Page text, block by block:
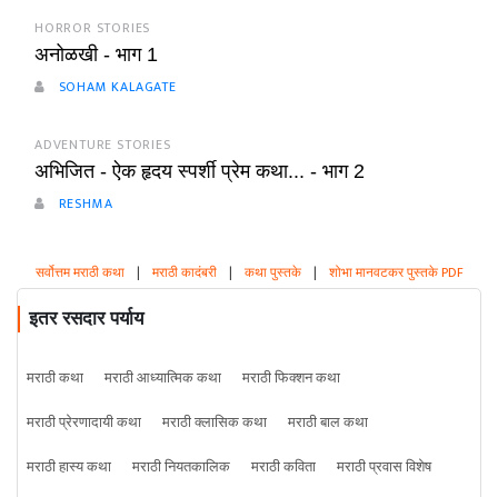
HORROR STORIES
अनोळखी - भाग 1
SOHAM KALAGATE
ADVENTURE STORIES
अभिजित - ऐक हृदय स्पर्शी प्रेम कथा... - भाग 2
RESHMA
सर्वोत्तम मराठी कथा | मराठी कादंबरी | कथा पुस्तके | शोभा मानवटकर पुस्तके PDF
इतर रसदार पर्याय
मराठी कथा मराठी आध्यात्मिक कथा
मराठी फिक्शन कथा
मराठी प्रेरणादायी कथा
मराठी क्लासिक कथा
मराठी बाल कथा
मराठी हास्य कथा
मराठी नियतकालिक मराठी कविता
मराठी प्रवास विशेष